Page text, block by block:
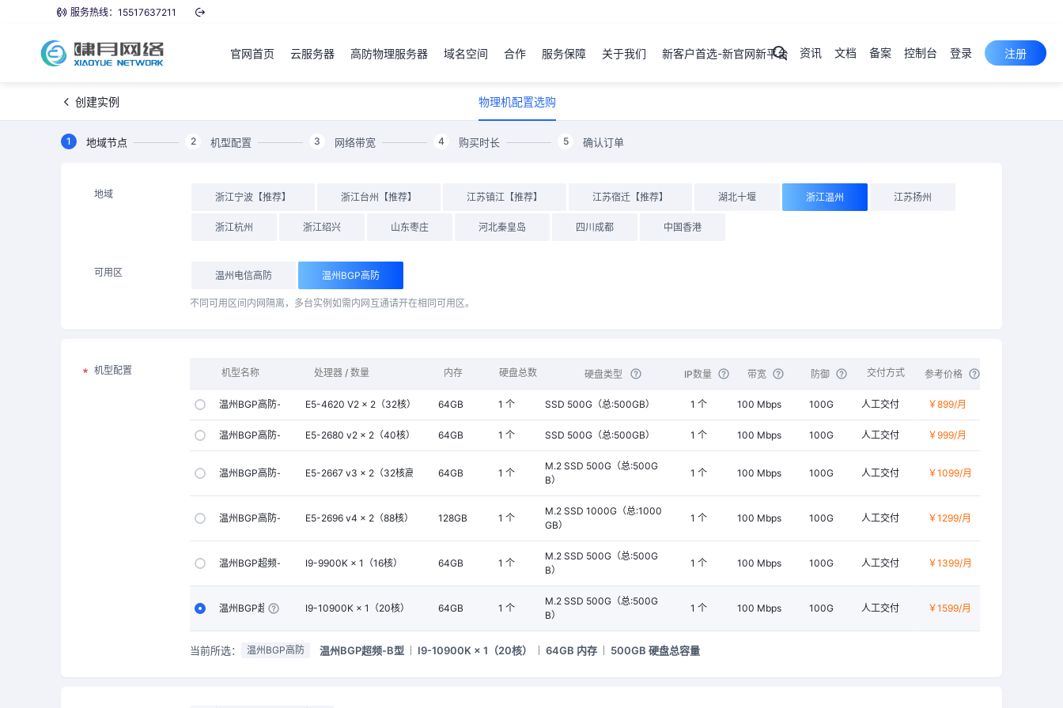
服务热线：15517637211
官网首页 云服务器 高防物理服务器 域名空间 合作 服务保障 关于我们 新客户首选-新官网新平台
云服务器
资讯 文档 备案 控制台 登录 注册
创建实例 物理机配置选购
1 地域节点 2 机型配置 3 网络带宽 4 购买时长 5 确认订单
地域 浙江宁波【推荐】 浙江台州【推荐】 江苏镇江【推荐】 江苏宿迁【推荐】 湖北十堰 浙江温州 江苏扬州
浙江杭州 浙江绍兴 山东枣庄 河北秦皇岛 四川成都 中国香港
可用区 温州电信高防 温州BGP高防
不同可用区间内网隔离，多台实例如需内网互通请开在相同可用区。
机型配置 机型名称 处理器 / 数量 内存 硬盘总数 硬盘类型 IP数量 带宽 防御 交付方式 参考价格
温州BGP高防-A型 E5-4620 V2 × 2（32核） 64GB 1 个 SSD 500G（总:500GB） 1 个 100 Mbps 100G 人工交付 ￥899/月
温州BGP高防-B型 E5-2680 v2 × 2（40核） 64GB 1 个 SSD 500G（总:500GB） 1 个 100 Mbps 100G 人工交付 ￥999/月
温州BGP高防-C型 E5-2667 v3 × 2（32核高频） 64GB 1 个
M.2 SSD 500G（总:500G
B）
1 个 100 Mbps 100G 人工交付 ￥1099/月
温州BGP高防-D型 E5-2696 v4 × 2（88核） 128GB 1 个
M.2 SSD 1000G（总:1000
GB）
1 个 100 Mbps 100G 人工交付 ￥1299/月
温州BGP超频-A型 I9-9900K × 1（16核） 64GB 1 个
M.2 SSD 500G（总:500G
B）
1 个 100 Mbps 100G 人工交付 ￥1399/月
温州BGP超频-B型 I9-10900K × 1（20核） 64GB 1 个
M.2 SSD 500G（总:500G
B）
1 个 100 Mbps 100G 人工交付 ￥1599/月
当前所选： 温州BGP高防 温州BGP超频-B型 I9-10900K × 1（20核） 64GB 内存 500GB 硬盘总容量